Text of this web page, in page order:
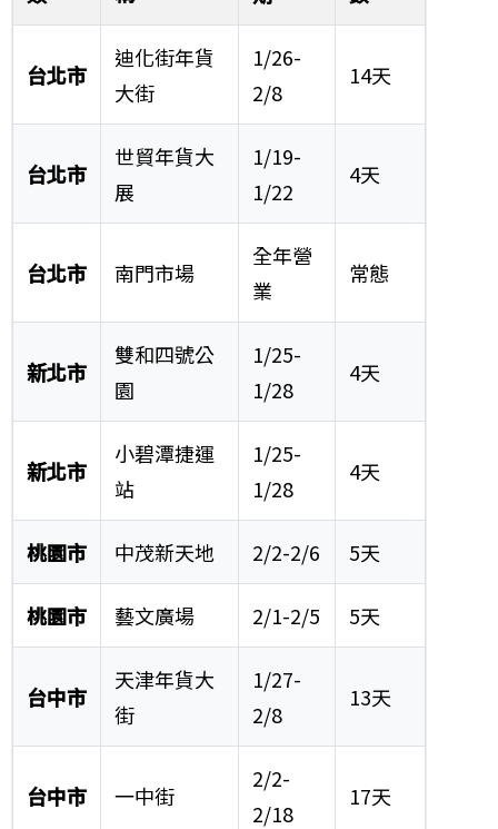
台北市
迪化街年貨
大街
1/26-
2/8
14天
台北市
世貿年貨大
展
1/19-
1/22
4天
台北市 南門市場
全年營
業
常態
新北市
雙和四號公
園
1/25-
1/28
4天
新北市
小碧潭捷運
站
1/25-
1/28
4天
桃園市 中茂新天地 2/2-2/6 5天
桃園市 藝文廣場 2/1-2/5 5天
台中市
天津年貨大
街
1/27-
2/8
13天
台中市 一中街
2/2-
2/18
17天